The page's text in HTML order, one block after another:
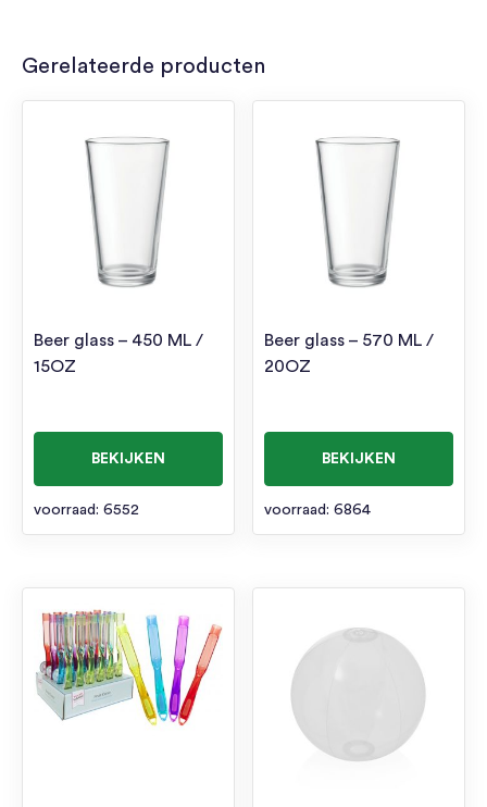
Gerelateerde producten
Beer glass – 450 ML /
15OZ
BEKIJKEN
voorraad: 6552
Beer glass – 570 ML /
20OZ
BEKIJKEN
voorraad: 6864